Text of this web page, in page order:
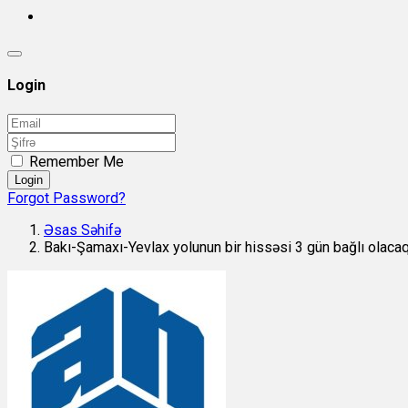
Login
Remember Me
Login
Forgot Password?
Əsas Səhifə
Bakı-Şamaxı-Yevlax yolunun bir hissəsi 3 gün bağlı